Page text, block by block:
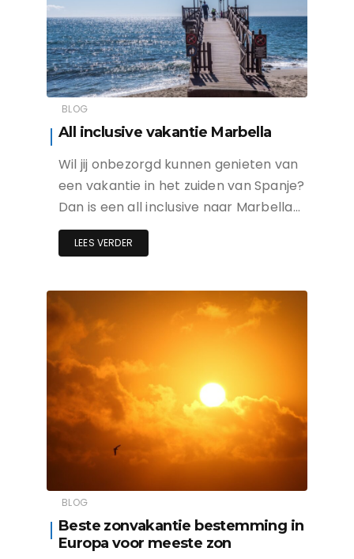
BLOG
All inclusive vakantie Marbella
Wil jij onbezorgd kunnen genieten van
een vakantie in het zuiden van Spanje?
Dan is een all inclusive naar Marbella…
LEES VERDER
BLOG
Beste zonvakantie bestemming in
Europa voor meeste zon